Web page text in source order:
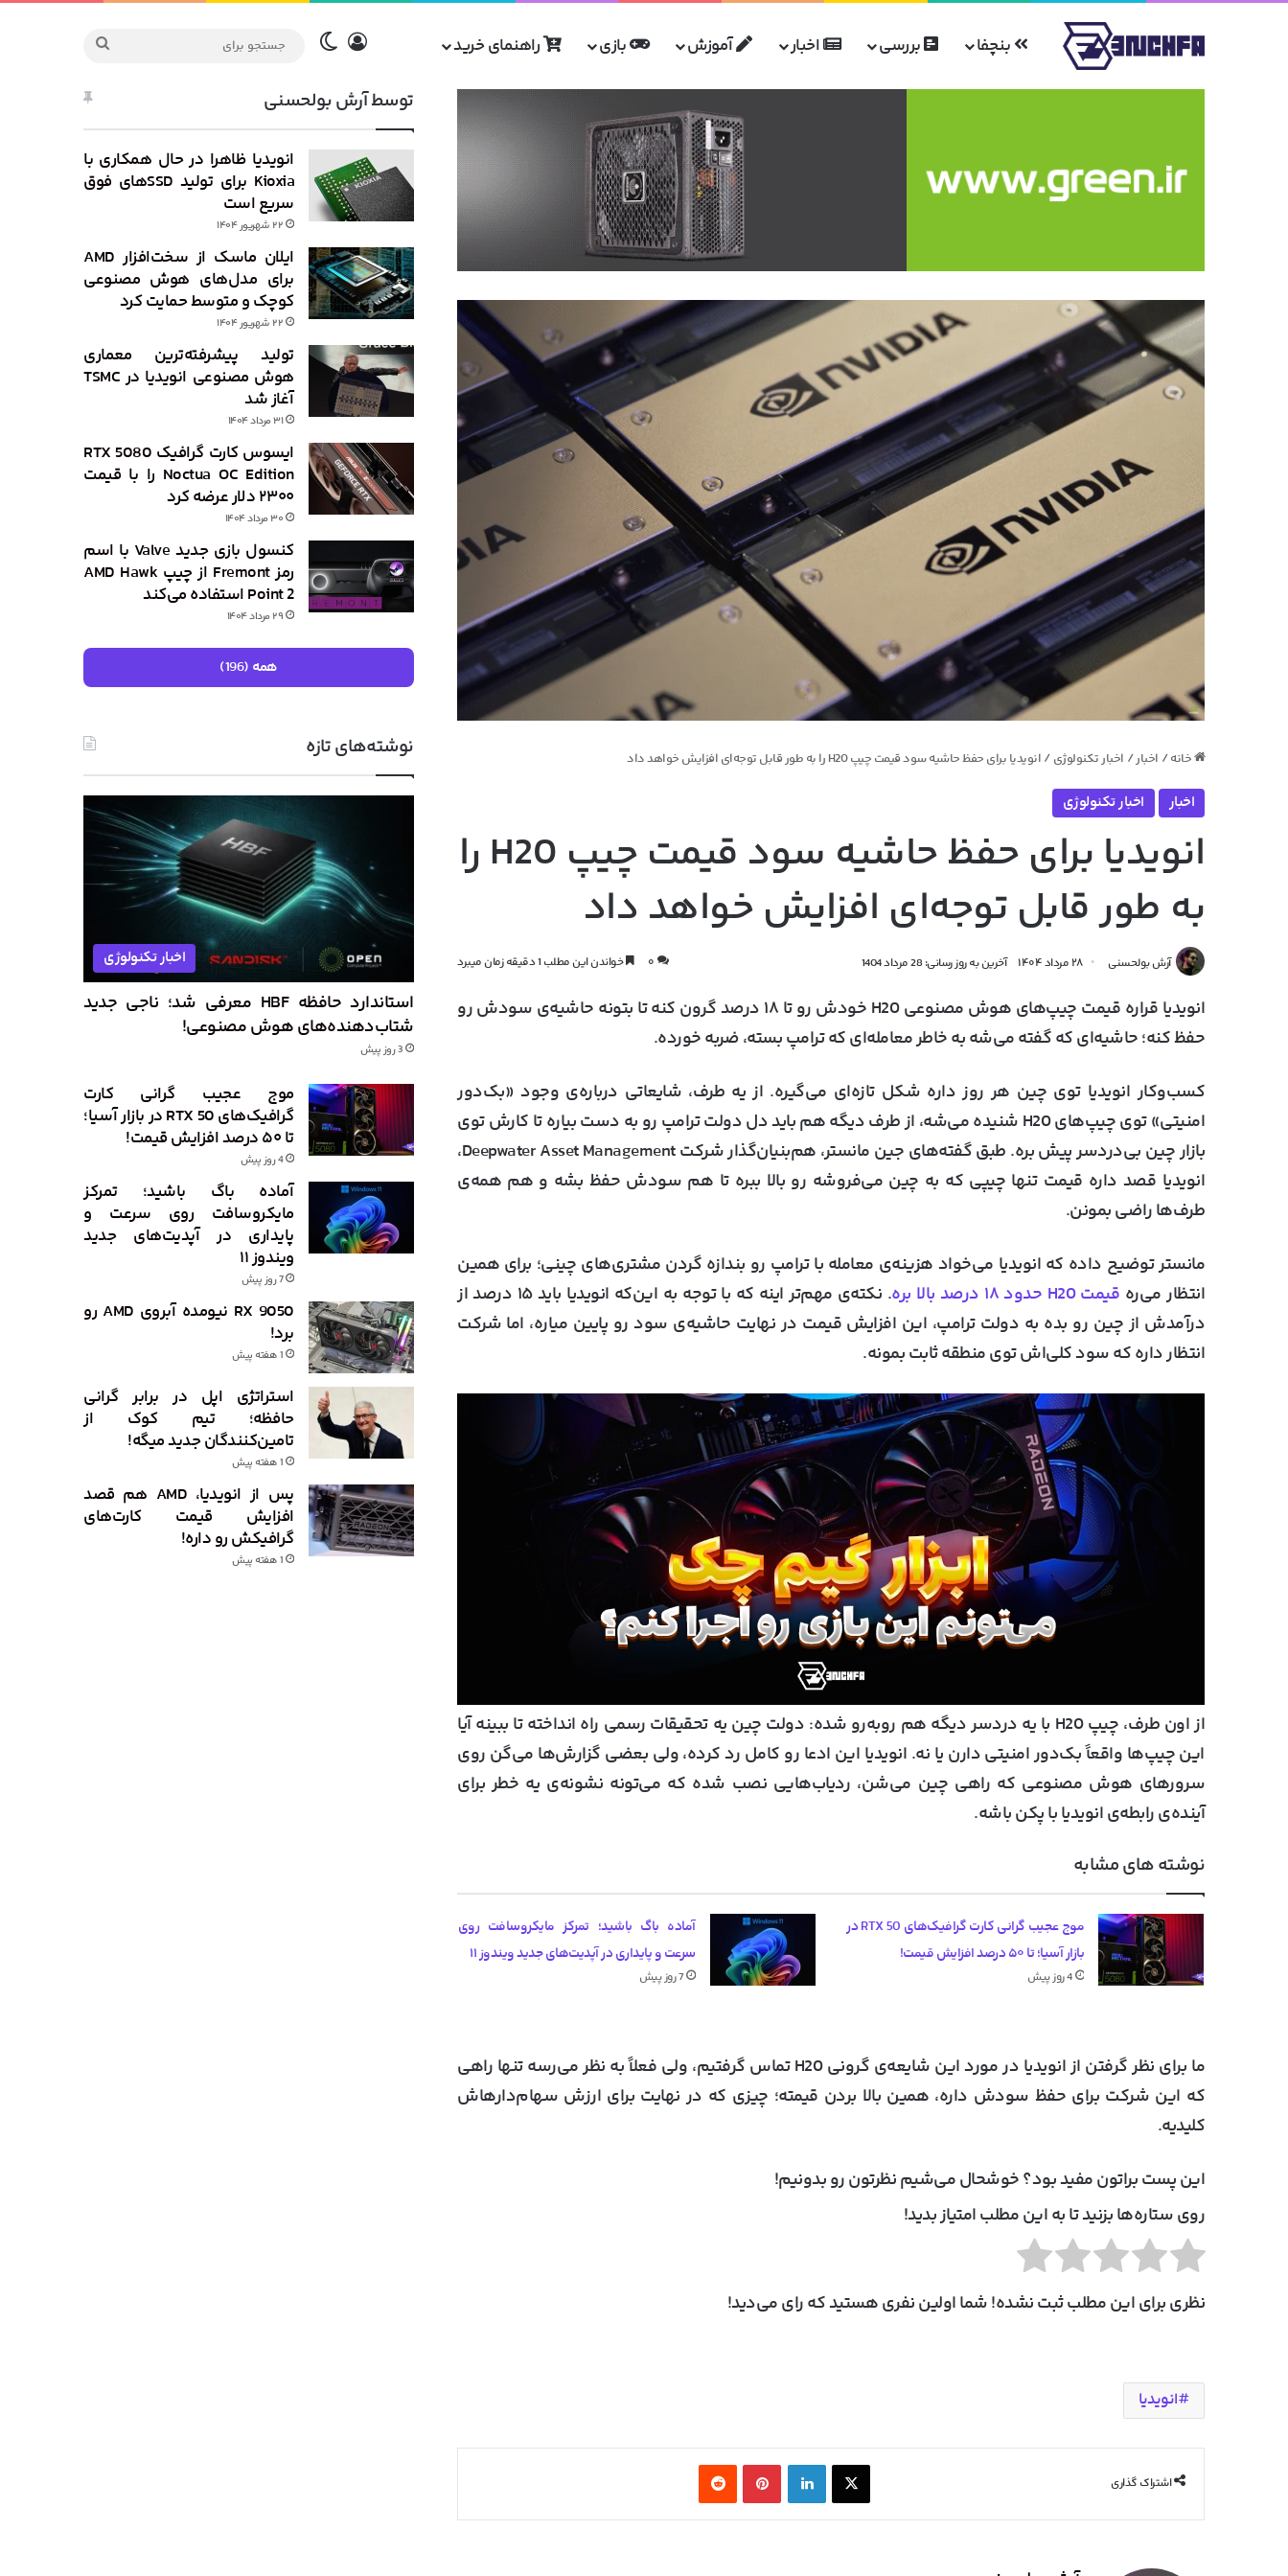
بنچفا بررسی اخبار آموزش بازی راهنمای خرید ورودتغییر پوسته
جستجو
خانه / اخبار / اخبار تکنولوژی / انویدیا برای حفظ حاشیه سود قیمت چیپ H20 را به طور قابل توجه‌ای افزایش خواهد داد
اخبار اخبار تکنولوژی
انویدیا برای حفظ حاشیه سود قیمت چیپ H20 را
به طور قابل توجه‌ای افزایش خواهد داد
آرش بولحسنی ۲۸ مرداد ۱۴۰۴ آخرین به روز رسانی: 28 مرداد 1404 ۰ خواندن این مطلب 1 دقیقه زمان میبرد
انویدیا قراره قیمت چیپ‌های هوش مصنوعی H20 خودش رو تا ۱۸ درصد گرون کنه تا بتونه حاشیه‌ی سودش رو
حفظ کنه؛ حاشیه‌ای که گفته می‌شه به خاطر معامله‌ای که ترامپ بسته، ضربه خورده.
کسب‌وکار انویدیا توی چین هر روز داره شکل تازه‌ای می‌گیره. از یه طرف، شایعاتی درباره‌ی وجود «بک‌دور
امنیتی» توی چیپ‌های H20 شنیده می‌شه، از طرف دیگه هم باید دل دولت ترامپ رو به دست بیاره تا کارش توی
بازار چین بی‌دردسر پیش بره. طبق گفته‌های جین مانستر، هم‌بنیان‌گذار شرکت Deepwater Asset Management،
انویدیا قصد داره قیمت تنها چیپی که به چین می‌فروشه رو بالا ببره تا هم سودش حفظ بشه و هم همه‌ی
طرف‌ها راضی بمونن.
مانستر توضیح داده که انویدیا می‌خواد هزینه‌ی معامله با ترامپ رو بندازه گردن مشتری‌های چینی؛ برای همین
انتظار می‌ره قیمت H20 حدود ۱۸ در صد بالا بره
. نکته‌ی مهم‌تر اینه که با توجه به این‌که انویدیا باید ۱۵ درصد از
درآمدش از چین رو بده به دولت ترامپ، این افزایش قیمت در نهایت حاشیه‌ی سود رو پایین میاره، اما شرکت
انتظار داره که سود کلی‌اش توی منطقه ثابت بمونه.
از اون طرف، چیپ H20 با یه دردسر دیگه هم روبه‌رو شده: دولت چین یه تحقیقات رسمی راه انداخته تا ببینه آیا
این چیپ‌ها واقعاً بک‌دور امنیتی دارن یا نه. انویدیا این ادعا رو کامل رد کرده، ولی بعضی گزارش‌ها می‌گن روی
سرورهای هوش مصنوعی که راهی چین می‌شن، ردیاب‌هایی نصب شده که می‌تونه نشونه‌ی یه خطر برای
آینده‌ی رابطه‌ی انویدیا با پکن باشه.
نوشته های مشابه
موج عجیب گرانی کارت گرافیک‌های RTX 50 در
بازار آسیا؛ تا ۵۰ درصد افزایش قیمت!
4 روز پیش
آماده باگ باشید؛ تمرکز مایکروسافت روی
سرعت و پایداری در آپدیت‌های جدید ویندوز ۱۱
7 روز پیش
ما برای نظر گرفتن از انویدیا در مورد این شایعه‌ی گرونی H20 تماس گرفتیم، ولی فعلاً به نظر می‌رسه تنها راهی
که این شرکت برای حفظ سودش داره، همین بالا بردن قیمته؛ چیزی که در نهایت برای ارزش سهام‌دارهاش
کلیدیه.
این پست براتون مفید بود؟ خوشحال می‌شیم نظرتون رو بدونیم!
روی ستاره‌ها بزنید تا به این مطلب امتیاز بدید!
نظری برای این مطلب ثبت نشده! شما اولین نفری هستید که رای می‌دید!
انویدیا
اشتراک گذاری
X لینکدین ‫پین‌ترست‫رددیت
Edition را با قیمت ۲۳۰۰ دلار عرضه کرد
توسط آرش بولحسنی
انویدیا ظاهرا در حال همکاری با
Kioxia برای تولید SSDهای فوق
سریع است
۲۲ شهریور ۱۴۰۴
ایلان ماسک از سخت‌افزار AMD
برای مدل‌های هوش مصنوعی
کوچک و متوسط حمایت کرد
۲۲ شهریور ۱۴۰۴
تولید پیشرفته‌ترین معماری
هوش مصنوعی انویدیا در TSMC
آغاز شد
۳۱ مرداد ۱۴۰۴
ایسوس کارت گرافیک RTX 5080
Noctua OC Edition را با قیمت
۲۳۰۰ دلار عرضه کرد
۳۰ مرداد ۱۴۰۴
کنسول بازی جدید Valve با اسم
رمز Fremont از چیپ AMD Hawk
Point 2 استفاده می‌کند
۲۹ مرداد ۱۴۰۴
همه (196)
نوشته‌های تازه
اخبار تکنولوژی
استاندارد حافظه HBF معرفی شد؛ ناجی جدید
شتاب‌دهنده‌های هوش مصنوعی!
3 روز پیش
موج عجیب گرانی کارت
گرافیک‌های RTX 50 در بازار آسیا؛
تا ۵۰ درصد افزایش قیمت!
4 روز پیش
آماده باگ باشید؛ تمرکز
مایکروسافت روی سرعت و
پایداری در آپدیت‌های جدید
ویندوز ۱۱
7 روز پیش
RX 9050 نیومده آبروی AMD رو
برد!
1 هفته پیش
استراتژی اپل در برابر گرانی
حافظه؛ تیم کوک از
تامین‌کنندگان جدید میگه!
1 هفته پیش
پس از انویدیا، AMD هم قصد
افزایش قیمت کارت‌های
گرافیکش رو داره!
1 هفته پیش